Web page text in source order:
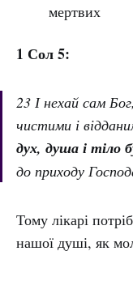
мертвих
1 Сол 5:
23 І нехай сам
чистими і
дух, душа і тіло
до приходу
Тому лікарі
нашої душі, як